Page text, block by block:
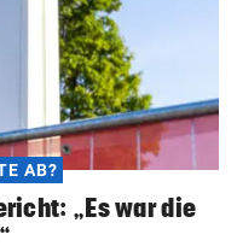
AB?
„Es war die